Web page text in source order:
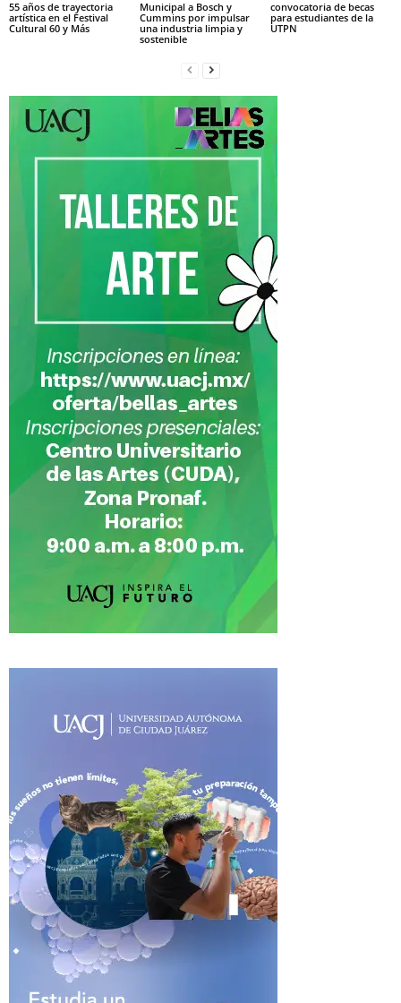
55 años de trayectoria
artística en el Festival
Cultural 60 y Más
Municipal a Bosch y
Cummins por impulsar
una industria limpia y
sostenible
convocatoria de becas
para estudiantes de la
UTPN